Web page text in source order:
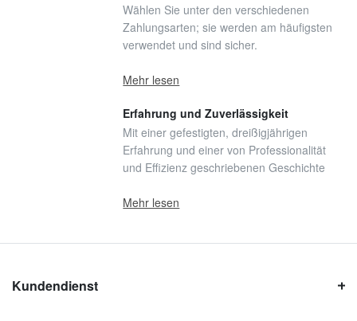
Wählen Sie unter den verschiedenen
Zahlungsarten; sie werden am häufigsten
verwendet und sind sicher.
Mehr lesen
Erfahrung und Zuverlässigkeit
Mit einer gefestigten, dreißigjährigen
Erfahrung und einer von Professionalität
und Effizienz geschriebenen Geschichte
Mehr lesen
Kundendienst